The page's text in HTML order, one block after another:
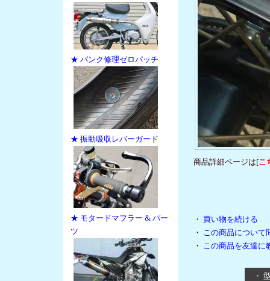
★ パンク修理ゼロパッチ
★ 振動吸収レバーガード
★ モタードマフラー & パー
ツ
商品詳細ページは[こ
・ 買い物を続ける
・ この商品について
・ この商品を友達に
・